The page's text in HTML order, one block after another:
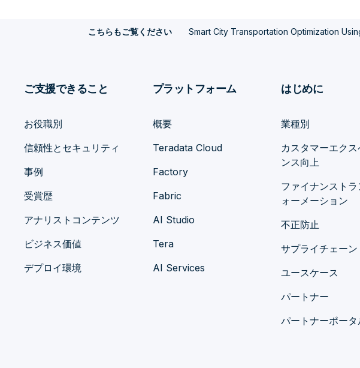
こちらもご覧ください Smart City Transportation Optimization
ご支援できること
お役職別
信頼性とセキュリティ
事例
受賞歴
アナリストコンテンツ
ビジネス価値
デプロイ環境
プラットフォーム
概要
Teradata Cloud
Factory
Fabric
AI Studio
Tera
AI Services
はじめに
業種別
カスタマーエクス
ンス向上
ファイナンストラ
ォーメーション
不正防止
サプライチェーン
ユースケース
パートナー
パートナーポータ